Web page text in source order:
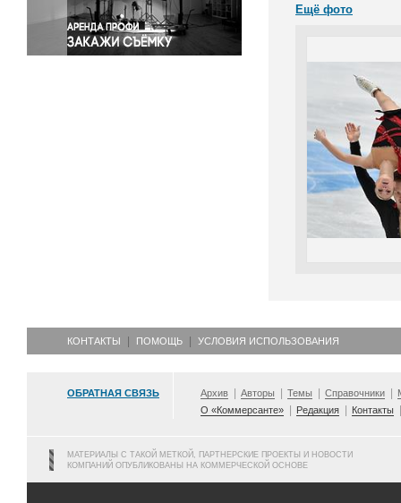
Экономика и бизнес
Ещё фото
КОНТАКТЫ ПОМОЩЬ УСЛОВИЯ ИСПОЛЬЗОВАНИЯ
ОБРАТНАЯ СВЯЗЬ Архив Авторы Темы Справочники
О «Коммерсанте»
Редакция Контакты
МАТЕРИАЛЫ С ТАКОЙ МЕТКОЙ, ПАРТНЕРСКИЕ ПРОЕКТЫ И НОВОСТИ
КОМПАНИЙ ОПУБЛИКОВАНЫ НА КОММЕРЧЕСКОЙ ОСНОВЕ